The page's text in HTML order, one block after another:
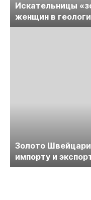
Искательницы
женщин в
Золото
импорту и